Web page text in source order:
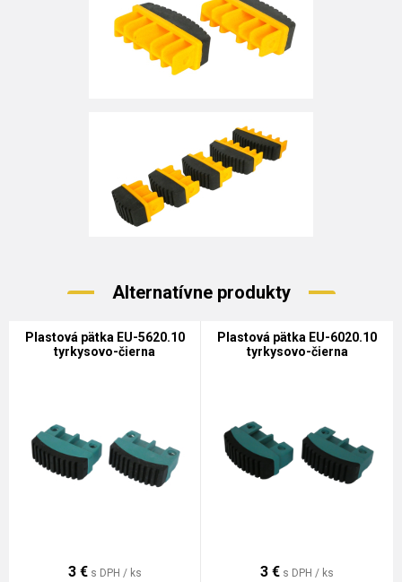
Alternatívne produkty
Plastová pätka EU-5620.10
tyrkysovo-čierna
3 € s DPH / ks
Plastová pätka EU-6020.10
tyrkysovo-čierna
3 € s DPH / ks